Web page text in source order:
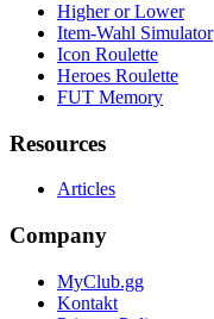
Higher or Lower
Item-Wahl Simulator
Icon Roulette
Heroes Roulette
FUT Memory
Resources
Articles
Company
MyClub.gg
Kontakt